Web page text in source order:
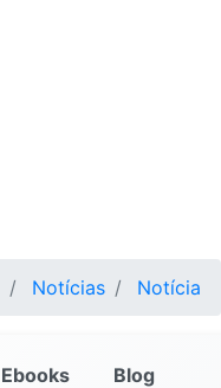
Notícias Notícia
Ebooks Blog